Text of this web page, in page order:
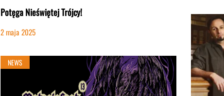
Potęga Nieświętej Trójcy!
2 maja 2025
NEWS